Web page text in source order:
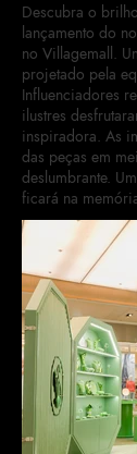
Descubra o
lançamento do
no Villagemall.
projetado pela
Influenciadores
ilustres
inspiradora. As
das peças em
deslumbrante.
ficará na